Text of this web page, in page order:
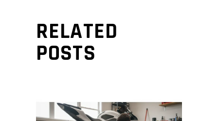
RELATED
POSTS